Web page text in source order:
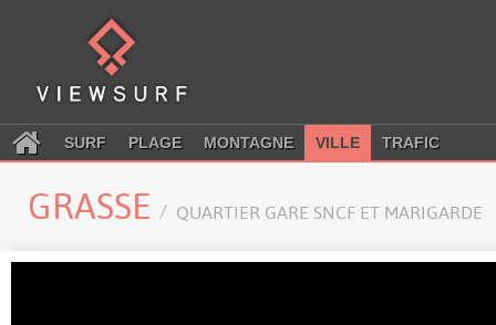
SURF PLAGE MONTAGNE VILLE TRAFIC
GRASSE QUARTIER GARE SNCF ET MARIGARDE